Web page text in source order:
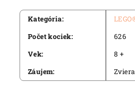
Kategória:
Počet kociek:
626
Vek:
8 +
Záujem: